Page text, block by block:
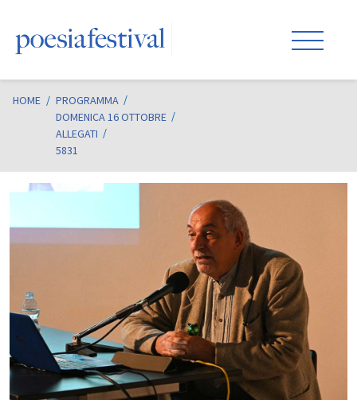
HOME / PROGRAMMA
DOMENICA 16 OTTOBRE
ALLEGATI
5831